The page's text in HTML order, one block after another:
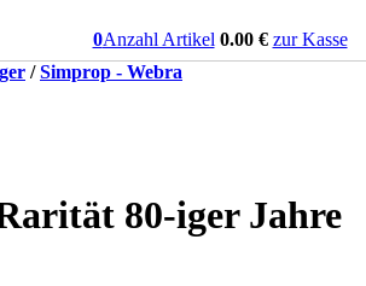
0Anzahl Artikel 0.00€ zur Kasse
/Simprop - Webra
80-iger Jahre